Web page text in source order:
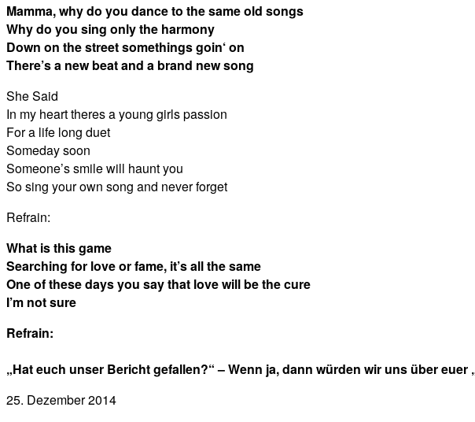
Mamma, why do you dance to the same old songs
Why do you sing only the harmony
Down on the street somethings goin‘ on
There’s a new beat and a brand new song
She Said
In my heart theres a young girls passion
For a life long duet
Someday soon
Someone’s smile will haunt you
So sing your own song and never forget
Refrain:
What is this game
Searching for love or fame, it’s all the same
One of these days you say that love will be the cure
I’m not sure
Refrain:
„Hat euch unser Bericht gefallen?“ – Wenn ja, dann würden wir uns über
25. Dezember 2014